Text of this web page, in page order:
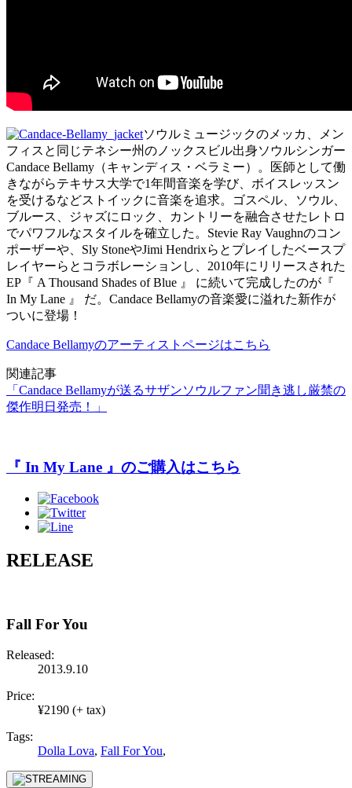
ソウルミュージックのメッカ、メン
フィスと同じテネシー州のノックスビル出身ソウルシンガー
Candace Bellamy（キャンディス・ベラミー）。医師として働
きながらテキサス大学で1年間音楽を学び、ボイスレッスン
を受けるなどストイックに音楽を追求。ゴスペル、ソウル、
ブルース、ジャズにロック、カントリーを融合させたレトロ
でパワフルなスタイルを確立した。Stevie Ray Vaughnのコン
ポーザーや、Sly StoneやJimi Hendrixらとプレイしたベースプ
レイヤーらとコラボレーションし、2010年にリリースされた
EP『 A Thousand Shades of Blue 』 に続いて完成したのが『
In My Lane 』 だ。Candace Bellamyの音楽愛に溢れた新作が
ついに登場！
Candace Bellamyのアーティストページはこちら
関連記事
「Candace Bellamyが送るサザンソウルファン聞き逃し厳禁の
傑作明日発売！」
『 In My Lane 』のご購入はこちら
RELEASE
Fall For You
Released:
2013.9.10
Price:
¥2190 (+ tax)
Tags:
Dolla Lova, Fall For You,